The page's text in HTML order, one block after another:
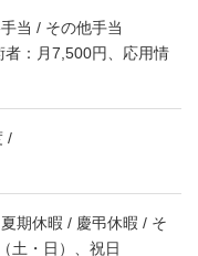
当 / その他手当
者：月7,500円、応用情
/
期休暇 / 慶弔休暇 / そ
土・日）、祝日